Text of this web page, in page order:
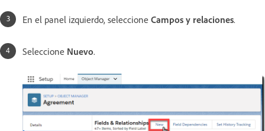
En el panel izquierdo, seleccione Campos y relaciones.
Seleccione Nuevo.